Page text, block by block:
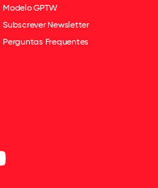
Modelo GPTW
Subscrever Newsletter
Perguntas Frequentes